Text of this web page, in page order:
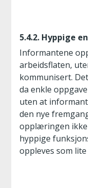
5.4.2. Hyppige
Informantene
arbeidsflaten,
kommunisert.
da enkle
uten at
den nye
opplæringen ikke
hyppige
oppleves som